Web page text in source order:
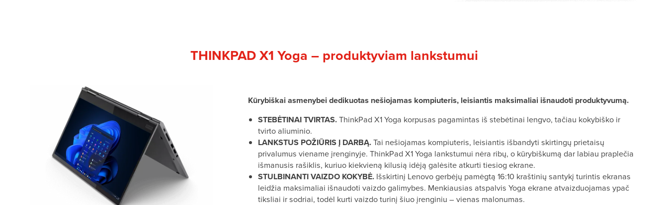
THINKPAD X1 Yoga – produktyviam lankstumui
Kūrybiškai asmenybei dedikuotas nešiojamas kompiuteris, leisiantis maksimaliai išnaudoti produktyvumą.
STEBĖTINAI TVIRTAS.ThinkPad X1 Yoga korpusas pagamintas iš stebėtinai lengvo, tačiau kokybiško ir
tvirto aliuminio.
LANKSTUS POŽIŪRIS Į DARBĄ.Tai nešiojamas kompiuteris, leisiantis išbandyti skirtingų prietaisų
privalumus viename įrenginyje. ThinkPad X1 Yoga lankstumui nėra ribų, o kūrybiškumą dar labiau praplečia
išmanusis rašiklis, kuriuo kiekvieną kilusią idėją galėsite atkurti tiesiog ekrane.
STULBINANTI VAIZDO KOKYBĖ.Išskirtinį Lenovo gerbėjų pamėgtą 16:10 kraštinių santykį turintis ekranas
leidžia maksimaliai išnaudoti vaizdo galimybes. Menkiausias atspalvis Yoga ekrane atvaizduojamas ypač
tiksliai ir sodriai, todėl kurti vaizdo turinį šiuo įrenginiu – vienas malonumas.